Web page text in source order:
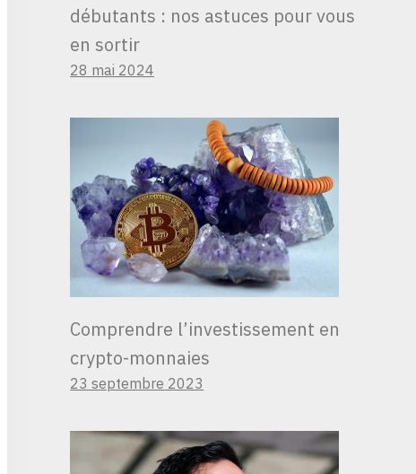
débutants : nos astuces pour vous
en sortir
28 mai 2024
Comprendre l’investissement en
crypto-monnaies
23 septembre 2023